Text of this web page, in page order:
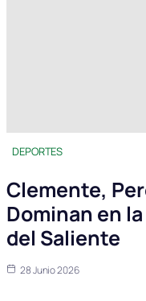
DEPORTES
Clemente,
Dominan en
del Saliente
28 Junio 2026